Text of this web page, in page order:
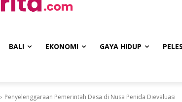
BALI EKONOMI GAYA HIDUP
Penyelenggaraan Pemerintah Desa di Nusa Penida Dievaluasi